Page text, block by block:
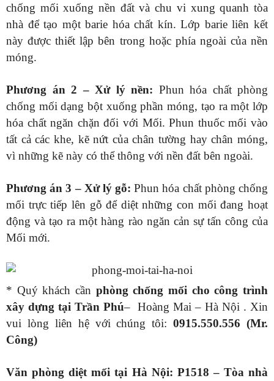
chống mối xuống nền đất và chu vi xung quanh tòa
nhà để tạo một barie hóa chất kín. Lớp barie liên kết
này được thiết lập bên trong hoặc phía ngoài của nền
móng.
Phương án 2 – Xử lý nền: Phun hóa chất phòng
chống mối dạng bột xuống phần móng, tạo ra một lớp
hóa chất ngăn chặn đối với Mối. Phun thuốc mối vào
tất cả các khe, kẽ nứt của chân tường hay chân móng,
vì những kẽ này có thể thông với nền đất bên ngoài.
Phương án 3 – Xử lý gỗ: Phun hóa chất phòng chống
mối trực tiếp lên gỗ để diệt những con mối đang hoạt
động và tạo ra một hàng rào ngăn cản sự tấn công của
Mối mới.
* Quý khách cần phòng chống mối cho công trình
xây dựng tại Trần Phú– Hoàng Mai – Hà Nội . Xin
vui lòng liên hệ với chúng tôi:0915.550.556 (Mr.
Công)
Văn phòng diệt mối tại Hà Nội: P1518 – Tòa nhà